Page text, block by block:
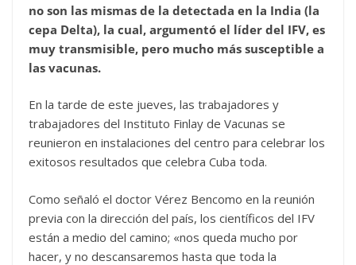
no son las mismas de la detectada en la India (la
cepa Delta), la cual, argumentó el líder del IFV, es
muy transmisible, pero mucho más susceptible a
las vacunas.
En la tarde de este jueves, las trabajadores y
trabajadores del Instituto Finlay de Vacunas se
reunieron en instalaciones del centro para celebrar los
exitosos resultados que celebra Cuba toda.
Como señaló el doctor Vérez Bencomo en la reunión
previa con la dirección del país, los científicos del IFV
están a medio del camino; «nos queda mucho por
hacer, y no descansaremos hasta que toda la